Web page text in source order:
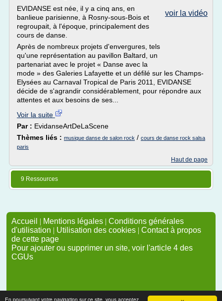
En poursuivant votre navigation sur ce site, vous acceptez
voir la vidéo
EVIDANSE est née, il y a cinq ans, en
banlieue parisienne, à Rosny-sous-Bois et
regroupait, à l'époque, principalement des
cours de danse.
Après de nombreux projets d'envergures, tels
qu'une représentation au pavillon Baltard, un
partenariat avec le projet « Danse avec la
mode » des Galeries Lafayette et un défilé sur les Champs-
Elysées au Carnaval Tropical de Paris 2011, EVIDANSE
décide de s'agrandir considérablement, pour répondre aux
attentes et aux besoins de ses...
Voir la suite
Par : EvidanseArtDeLaScene
Thèmes liés : musique danse de salon rock / cours de danse rock salsa
paris
Haut de page
9 Ressources
Accueil | Mentions légales | Conditions générales
d'utilisation | Utilisation des cookies | Contact à propos
de cette page
Pour ajouter ou supprimer un site, voir l'article 4 des
CGUs